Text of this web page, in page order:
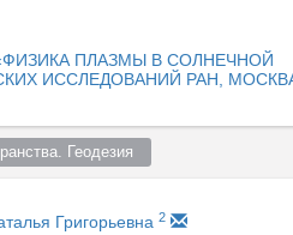
ПЛАЗМЫ В СОЛНЕЧНОЙ
ИССЛЕДОВАНИЙ РАН,
Геодезия
Григорьевна 2